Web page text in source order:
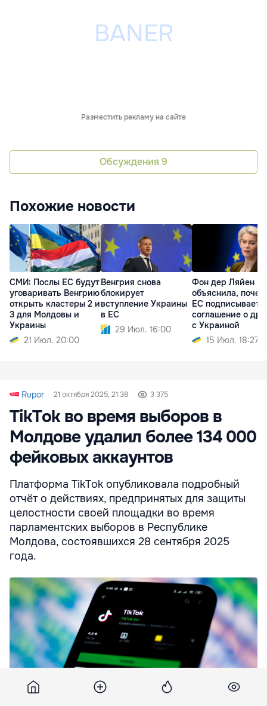
Разместить рекламу на сайте
Обсуждения 9
Похожие новости
СМИ: Послы ЕС будут
уговаривать Венгрию
открыть кластеры 2 и
3 для Молдовы и
Украины
21 Июл. 20:00
Венгрия снова
блокирует
вступление Украины
в ЕС
29 Июл. 16:00
Фон дер Ляйен
объяснила,
ЕС подписывает
соглашение о
с Украиной
15 Июл. 18:27
Rupor 21 октября 2025, 21:38 3 375
TikTok во время выборов в
Молдове удалил более 134 000
фейковых аккаунтов
Платформа TikTok опубликовала подробный
отчёт о действиях, предпринятых для защиты
целостности своей площадки во время
парламентских выборов в Республике
Молдова, состоявшихся 28 сентября 2025
года.